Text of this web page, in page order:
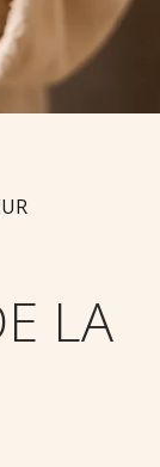
LA